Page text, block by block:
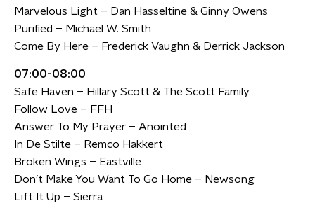
Marvelous Light – Dan Hasseltine & Ginny Owens
Purified – Michael W. Smith
Come By Here – Frederick Vaughn & Derrick Jackson
07:00-08:00
Safe Haven – Hillary Scott & The Scott Family
Follow Love – FFH
Answer To My Prayer – Anointed
In De Stilte – Remco Hakkert
Broken Wings – Eastville
Don’t Make You Want To Go Home – Newsong
Lift It Up – Sierra